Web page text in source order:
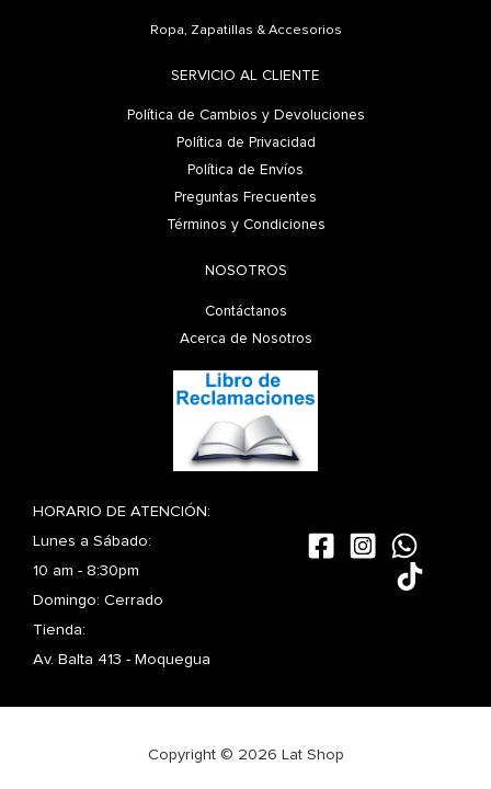
Ropa, Zapatillas & Accesorios
SERVICIO AL CLIENTE
Política de Cambios y Devoluciones
Política de Privacidad
Política de Envíos
Preguntas Frecuentes
Términos y Condiciones
NOSOTROS
Contáctanos
Acerca de Nosotros
HORARIO DE ATENCIÓN:
Lunes a Sábado:
10 am - 8:30pm
Domingo: Cerrado
Tienda:
Av. Balta 413 - Moquegua
Copyright © 2026 Lat Shop